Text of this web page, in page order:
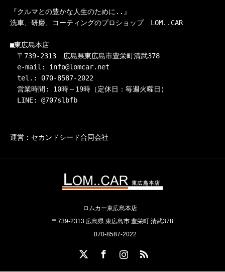
『クルマとの豊かな人生のために..』
洗車、研磨、コーティングのプロショップ　LOM..CAR
■東広島本店
〒739-2313　広島県東広島市豊栄町清武378
e-mail: info@lomcar.net
tel.: 070-8587-2022
営業時間: 10時～19時（定休日：毎週火曜日）
LINE: @707slbfb
運営：セカンドシード合同会社
ロムカー東広島本店
〒739-2313 広島県 東広島市 豊栄町 清武378
070-8587-2022
InstagramRSS